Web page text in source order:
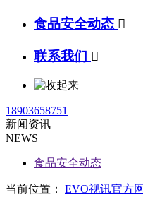
食品安全动态 
联系我们 
18903658751
新闻资讯
NEWS
食品安全动态
当前位置： EVO视讯官方